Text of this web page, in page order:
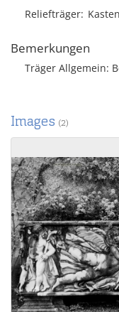
Reliefträger
Bemerkungen
Träger Allgemein:
Images (2)